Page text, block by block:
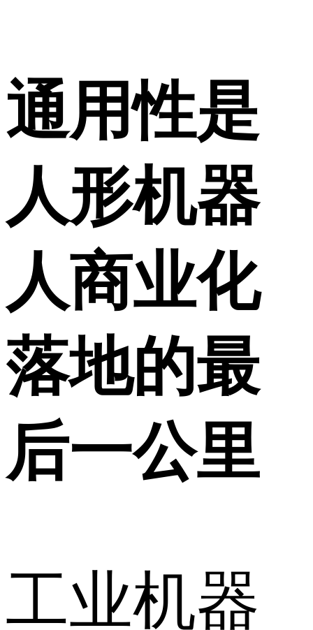
通用性是
人形机器
人商业化
落地的最
后一公里
工业机器